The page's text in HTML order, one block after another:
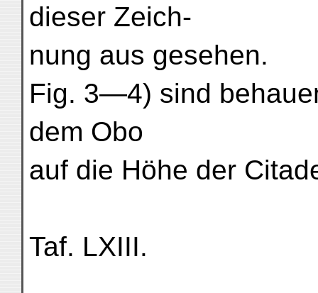
dieser Zeich-
nung aus gesehen.
Fig. 3—4) sind
dem Obo
auf die Höhe der
Taf. LXIII.